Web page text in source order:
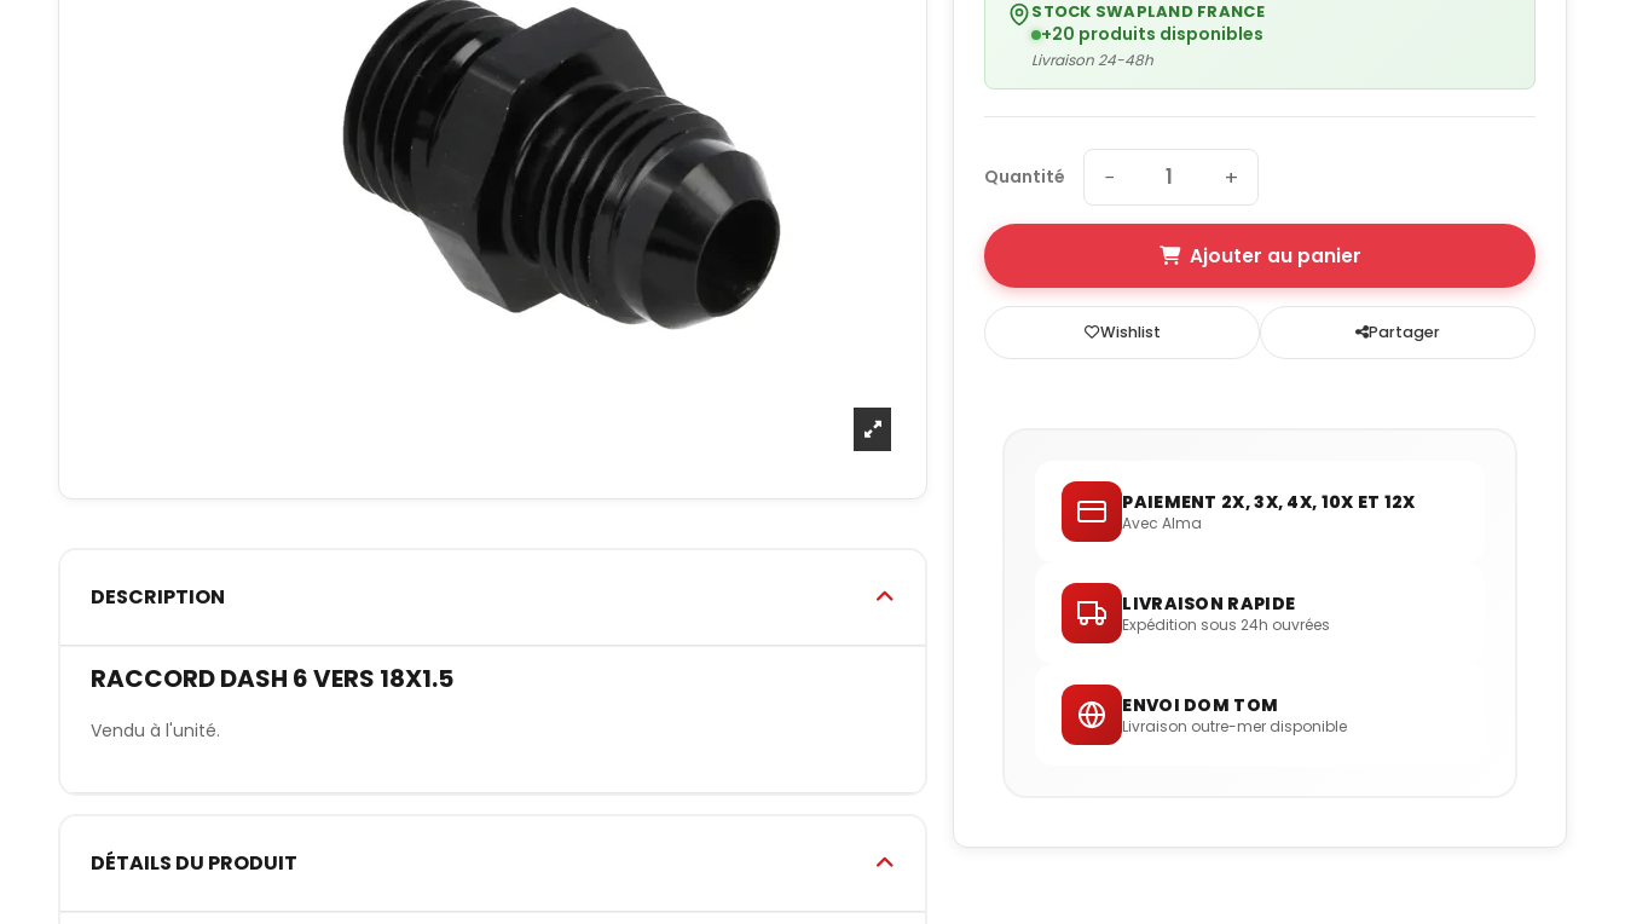
DESCRIPTION
RACCORD DASH 6 VERS 18X1.5
Vendu à l'unité.
DÉTAILS DU PRODUIT
STOCK SWAPLAND FRANCE
+20 produits disponibles
Livraison 24-48h
Quantité − +
Ajouter au panier
Wishlist Partager
PAIEMENT 2X, 3X, 4X, 10X ET 12X
Avec Alma
LIVRAISON RAPIDE
Expédition sous 24h ouvrées
ENVOI DOM TOM
Livraison outre-mer disponible